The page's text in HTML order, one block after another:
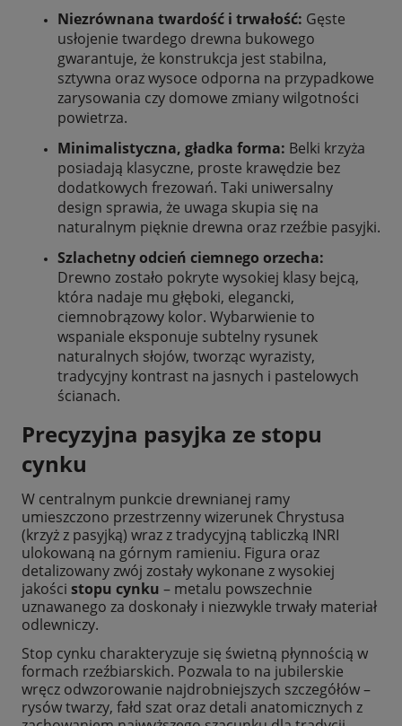
Niezrównana twardość i trwałość: Gęste
usłojenie twardego drewna bukowego
gwarantuje, że konstrukcja jest stabilna,
sztywna oraz wysoce odporna na przypadkowe
zarysowania czy domowe zmiany wilgotności
powietrza.
Minimalistyczna, gładka forma: Belki krzyża
posiadają klasyczne, proste krawędzie bez
dodatkowych frezowań. Taki uniwersalny
design sprawia, że uwaga skupia się na
naturalnym pięknie drewna oraz rzeźbie pasyjki.
Szlachetny odcień ciemnego orzecha:
Drewno zostało pokryte wysokiej klasy bejcą,
która nadaje mu głęboki, elegancki,
ciemnobrązowy kolor. Wybarwienie to
wspaniale eksponuje subtelny rysunek
naturalnych słojów, tworząc wyrazisty,
tradycyjny kontrast na jasnych i pastelowych
ścianach.
Precyzyjna pasyjka ze stopu
cynku
W centralnym punkcie drewnianej ramy
umieszczono przestrzenny wizerunek Chrystusa
(krzyż z pasyjką) wraz z tradycyjną tabliczką INRI
ulokowaną na górnym ramieniu. Figura oraz
detalizowany zwój zostały wykonane z wysokiej
jakości stopu cynku – metalu powszechnie
uznawanego za doskonały i niezwykle trwały materiał
odlewniczy.
Stop cynku charakteryzuje się świetną płynnością w
formach rzeźbiarskich. Pozwala to na jubilerskie
wręcz odwzorowanie najdrobniejszych szczegółów –
rysów twarzy, fałd szat oraz detali anatomicznych z